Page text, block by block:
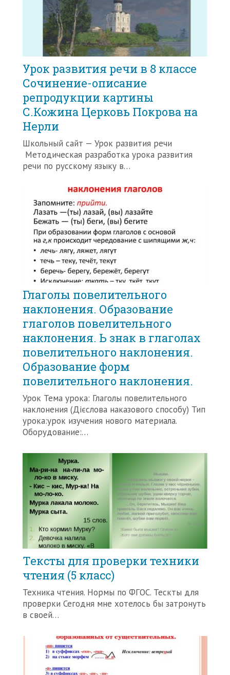
Урок развития речи в 8 классе
Сочинение-описание
репродукции картины
С.Кожина Церковь Покрова на
Нерли
Школьный сайт — Урок развития речи
Методическая разработка урока развития
речи по русскому языку в…
Глаголы повелительного
наклонения. Образование
глаголов повелительного
наклонения. Ь знак в глаголах
повелительного наклонения.
Образование форм
повелительного наклонения.
Урок Тема урока: Глаголы повелительного
наклонения (Дієслова наказового способу) Тип
урока:урок изучения нового материала.
Оборудование:…
Тексты для проверки техники
чтения (5 класс)
Техника чтения. Нормы по ФГОС. Тескты для
проверки Сегодня мне хотелось бы затронуть
в своей…